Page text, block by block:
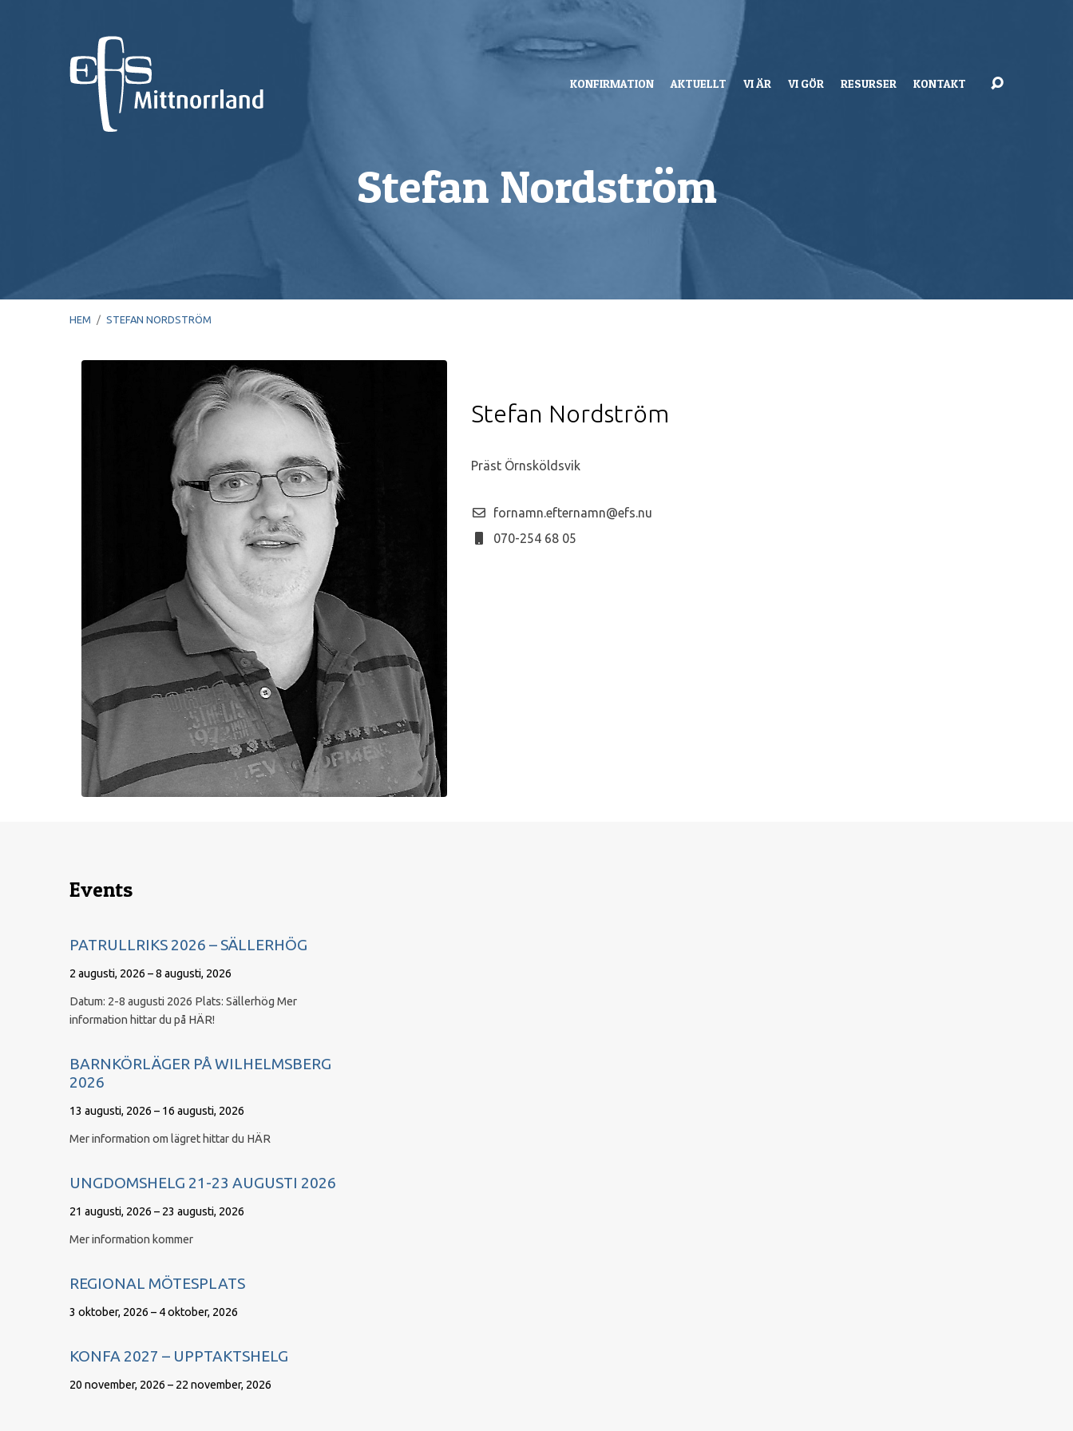
KONFIRMATION AKTUELLT VI ÄR VI GÖR RESURSER KONTAKT
Stefan Nordström
HEM / STEFAN NORDSTRÖM
Stefan Nordström
Präst Örnsköldsvik
fornamn.efternamn@efs.nu
070-254 68 05
Events
PATRULLRIKS 2026 – SÄLLERHÖG
2 augusti, 2026 – 8 augusti, 2026
Datum: 2-8 augusti 2026 Plats: Sällerhög Mer
information hittar du på HÄR!
BARNKÖRLÄGER PÅ WILHELMSBERG
2026
13 augusti, 2026 – 16 augusti, 2026
Mer information om lägret hittar du HÄR
UNGDOMSHELG 21-23 AUGUSTI 2026
21 augusti, 2026 – 23 augusti, 2026
Mer information kommer
REGIONAL MÖTESPLATS
3 oktober, 2026 – 4 oktober, 2026
KONFA 2027 – UPPTAKTSHELG
20 november, 2026 – 22 november, 2026